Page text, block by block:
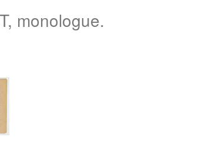
monologue.